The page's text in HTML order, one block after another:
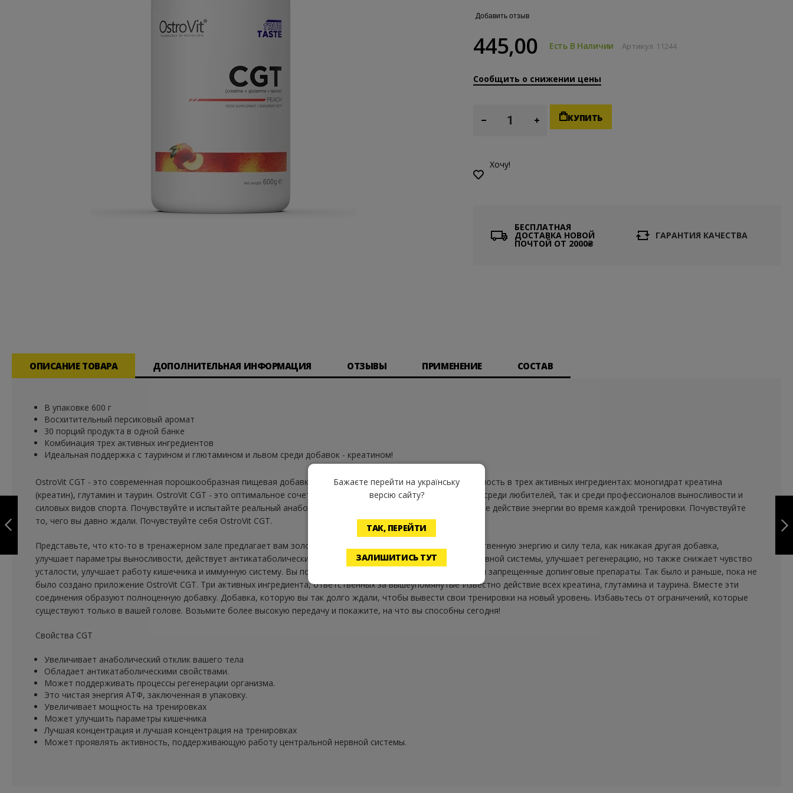
Добавить отзыв
445,00 Есть В Наличии Артикул 11244
Сообщить о снижении цены
КУПИТЬ
Хочу!
БЕСПЛАТНАЯ
ДОСТАВКА НОВОЙ
ПОЧТОЙ ОТ 2000₴
ГАРАНТИЯ КАЧЕСТВА
CREATINE
NEUTRAL - 500G
ДАЛЬШЕ
GOLD CREATINE
ПРЕДЫДУЩИЙ
ОПИСАНИЕ ТОВАРА
В упаковке 600 г
Восхитительный персиковый аромат
30 порций продукта в одной банке
Комбинация трех активных ингредиентов
Идеальная поддержка с таурином и глютамином и львом среди добавок - креатином!
OstroVit CGT - это современная порошкообразная пищевая добавка, которая дополнит ваш рацион и потребность в трех активных ингредиентах: моногидрат креатина
(креатин), глутамин и таурин. OstroVit CGT - это оптимальное сочетание составов, которое годами царит как среди любителей, так и среди профессионалов выносливости и
силовых видов спорта. Почувствуйте и испытайте реальный анаболический отклик своего тела и эффективное действие энергии во время каждой тренировки. Почувствуйте
то, чего вы давно ждали. Почувствуйте себя OstroVit CGT.
Представьте, что кто-то в тренажерном зале предлагает вам золотое средство, которое увеличивает естественную энергию и силу тела, как никакая другая добавка,
улучшает параметры выносливости, действует антикатаболически, поддерживает процессы центральной нервной системы, улучшает регенерацию, но также снижает чувство
усталости, улучшает работу кишечника и иммунную систему. Вы подумаете, что сумасшедший предлагает вам запрещенные допинговые препараты. Так было и раньше, пока не
было создано приложение OstroVit CGT. Три активных ингредиента, ответственных за вышеупомянутые Известно действие всех креатина, глутамина и таурина. Вместе эти
соединения образуют полноценную добавку. Добавка, которую вы так долго ждали, чтобы вывести свои тренировки на новый уровень. Избавьтесь от ограничений, которые
существуют только в вашей голове. Возьмите более высокую передачу и покажите, на что вы способны сегодня!
Свойства CGT
Увеличивает анаболический отклик вашего тела
Обладает антикатаболическими свойствами.
Может поддерживать процессы регенерации организма.
Это чистая энергия АТФ, заключенная в упаковку.
Увеличивает мощность на тренировках
Может улучшить параметры кишечника
Лучшая концентрация и лучшая концентрация на тренировках
Может проявлять активность, поддерживающую работу центральной нервной системы.
ДОПОЛНИТЕЛЬНАЯ ИНФОРМАЦИЯ ОТЗЫВЫ ПРИМЕНЕНИЕ СОСТАВ
Бажаєте перейти на українську
версію сайту?
ТАК, ПЕРЕЙТИ
ЗАЛИШИТИСЬ ТУТ